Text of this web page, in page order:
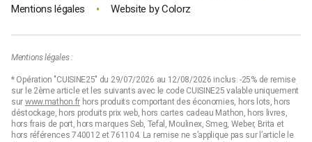
Chaque cocotte-minute est conçue pour répondre aux besoins
induction,gaz, ouélectriques. Que vous soyez un cuisinier
correspond à vos attentes sur
SEB
Propose des modèles très populaires, notamment l'Autocuiseur
Inox P0534900 et l'Autocuiseur Inox P0530700, qui sont
réputés pour leur durabilité, leur fond diffusal pour une chauffe
Mentions légales • Website byColorz
Mentions légales :
* Opération "CUISINE25" du 29/07/2026 au 12/08/2026 inclus. -25% de remise
sur le 2ème article et les suivants avec le code CUISINE25 valable uniquement
sur www.mathon.frhors produits comportant des économies, hors lots, hors
déstockage, hors produits prix web, hors cartes cadeau Mathon, hors livres,
hors frais de port, hors marques Seb, Tefal, Moulinex, Smeg, Weber, Brita et
hors références 740012 et 761104. La remise ne s’applique pas sur l’article le